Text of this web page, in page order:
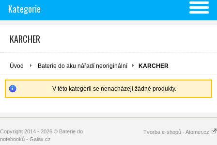
Kategorie
KARCHER
Úvod Baterie do aku nářadí neoriginální KARCHER
V této kategorii se nenacházejí žádné produkty.
Copyright 2014 - 2026 © Baterie do
notebooků - Galax.cz
Tvorba e-shopů - Atomer.cz